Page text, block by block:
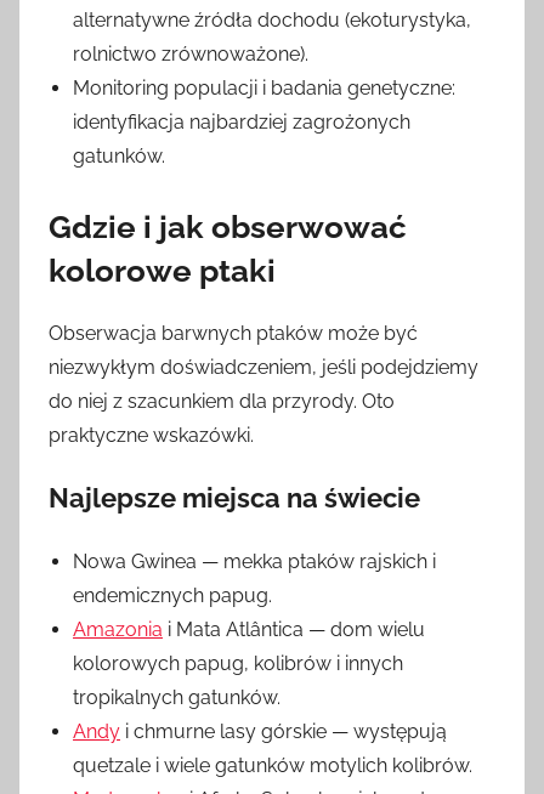
alternatywne źródła dochodu (ekoturystyka,
rolnictwo zrównoważone).
Monitoring populacji i badania genetyczne:
identyfikacja najbardziej zagrożonych
gatunków.
Gdzie i jak obserwować
kolorowe ptaki
Obserwacja barwnych ptaków może być
niezwykłym doświadczeniem, jeśli podejdziemy
do niej z szacunkiem dla przyrody. Oto
praktyczne wskazówki.
Najlepsze miejsca na świecie
Nowa Gwinea — mekka ptaków rajskich i
endemicznych papug.
Amazonia i Mata Atlântica — dom wielu
kolorowych papug, kolibrów i innych
tropikalnych gatunków.
Andy i chmurne lasy górskie — występują
quetzale i wiele gatunków motylich kolibrów.